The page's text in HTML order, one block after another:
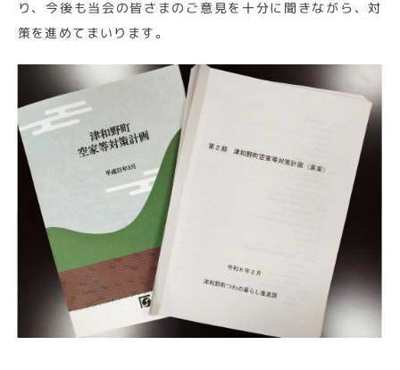
り、今後も当会の皆さまのご意見を十分に聞きながら、対
策を進めてまいります。